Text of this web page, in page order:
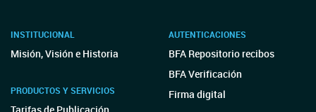
INSTITUCIONAL
Misión, Visión e Historia
PRODUCTOS Y SERVICIOS
AUTENTICACIONES
BFA Repositorio recibos
BFA Verificación
Firma digital